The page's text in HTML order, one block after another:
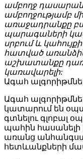
ամբողջ
ամբողջությամբ
առաջադրանքը
պարագաների
սրբում և
հատված առանձին
աշխատանքը
կառավարելի:
Ագահ
Ագահ
կատարում են
գտնելու գլոբալ
պահին հասանելի
առանց
հետևանքների